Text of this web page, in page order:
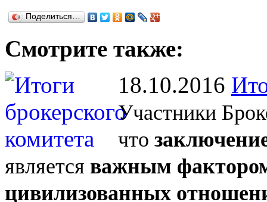
Поделиться…
Смотрите также:
18.10.2016
Участники
что
является важным
цивилизованных